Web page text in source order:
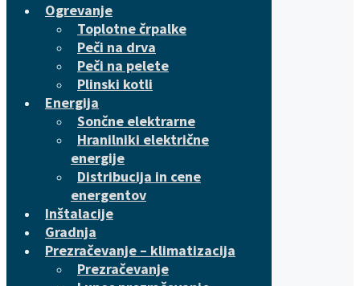
Ogrevanje
Toplotne črpalke
Peči na drva
Peči na pelete
Plinski kotli
Energija
Sončne elektrarne
Hranilniki električne
energije
Distribucija in cene
energentov
Inštalacije
Gradnja
Prezračevanje – klimatizacija
Prezračevanje